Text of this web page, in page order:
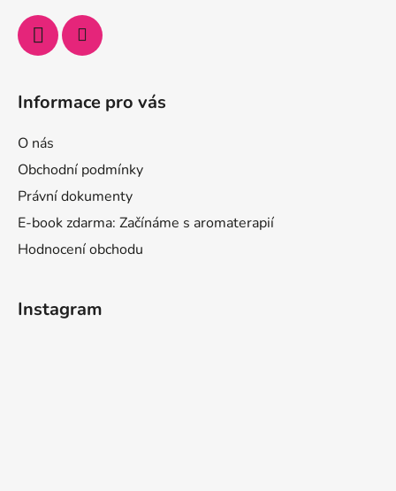
Informace pro vás
O nás
Obchodní podmínky
Právní dokumenty
E-book zdarma: Začínáme s aromaterapií
Hodnocení obchodu
Instagram